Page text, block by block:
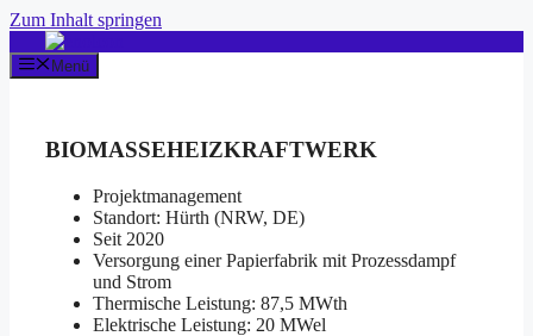
Zum Inhalt springen
Menü
BIOMASSEHEIZKRAFTWERK
Projektmanagement
Standort: Hürth (NRW, DE)
Seit 2020
Versorgung einer Papierfabrik mit Prozessdampf
und Strom
Thermische Leistung: 87,5 MWth
Elektrische Leistung: 20 MWel